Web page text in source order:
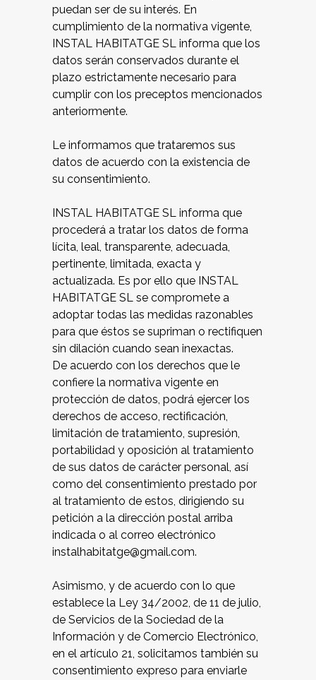
puedan ser de su interés. En
cumplimiento de la normativa vigente,
INSTAL HABITATGE SL informa que los
datos serán conservados durante el
plazo estrictamente necesario para
cumplir con los preceptos mencionados
anteriormente.
Le informamos que trataremos sus
datos de acuerdo con la existencia de
su consentimiento.
INSTAL HABITATGE SL informa que
procederá a tratar los datos de forma
lícita, leal, transparente, adecuada,
pertinente, limitada, exacta y
actualizada. Es por ello que INSTAL
HABITATGE SL se compromete a
adoptar todas las medidas razonables
para que éstos se supriman o rectifiquen
sin dilación cuando sean inexactas.
De acuerdo con los derechos que le
confiere la normativa vigente en
protección de datos, podrá ejercer los
derechos de acceso, rectificación,
limitación de tratamiento, supresión,
portabilidad y oposición al tratamiento
de sus datos de carácter personal, así
como del consentimiento prestado por
al tratamiento de estos, dirigiendo su
petición a la dirección postal arriba
indicada o al correo electrónico
instalhabitatge@gmail.com.
Asimismo, y de acuerdo con lo que
establece la Ley 34/2002, de 11 de julio,
de Servicios de la Sociedad de la
Información y de Comercio Electrónico,
en el artículo 21, solicitamos también su
consentimiento expreso para enviarle